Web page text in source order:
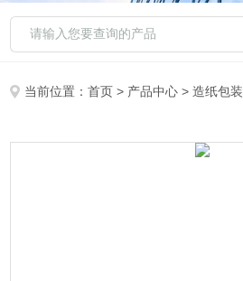
当前位置：首页 > 产品中心 >造纸包装